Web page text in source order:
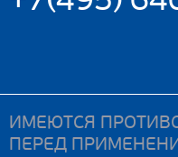
ИМЕЮТСЯ
ПЕРЕД